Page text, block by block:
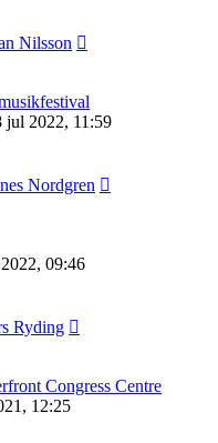
Nilsson
jul 2022, 11:59
Nordgren
09:46
Ryding
Congress Centre
12:25